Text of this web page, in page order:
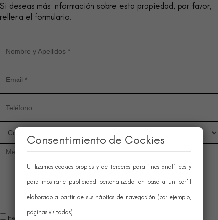
Si deseas más información sobre esta propiedad, por favor,
rellena el formulario.
He leído y acepto las condiciones legales y de política de privacidad
Consentimiento de Cookies
Utilizamos cookies propias y de terceros para fines analíticos y
para mostrarle publicidad personalizada en base a un perfil
elaborado a partir de sus hábitos de navegación (por ejemplo,
páginas visitadas).